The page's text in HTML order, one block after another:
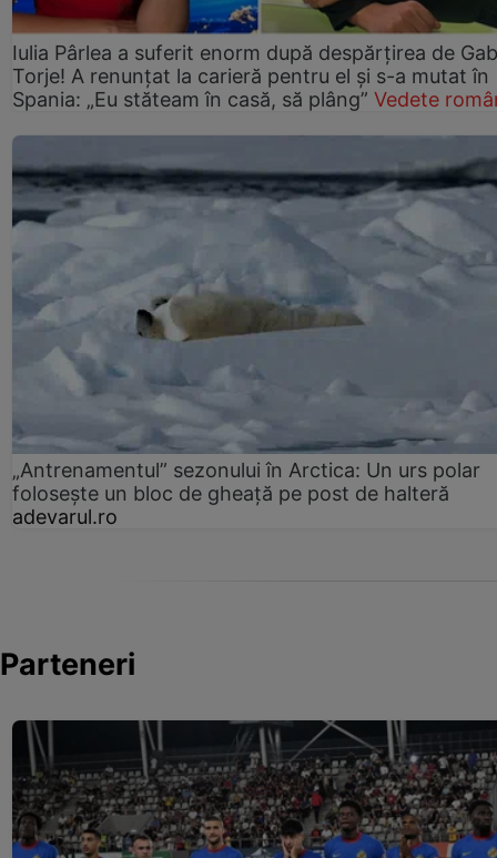
Iulia Pârlea a suferit enorm după despărțirea de
Torje! A renunțat la carieră pentru el și s-a mutat în
Spania: „Eu stăteam în casă, să plâng” Vedete
„Antrenamentul” sezonului în Arctica: Un urs polar
folosește un bloc de gheață pe post de halteră
adevarul.ro
Parteneri